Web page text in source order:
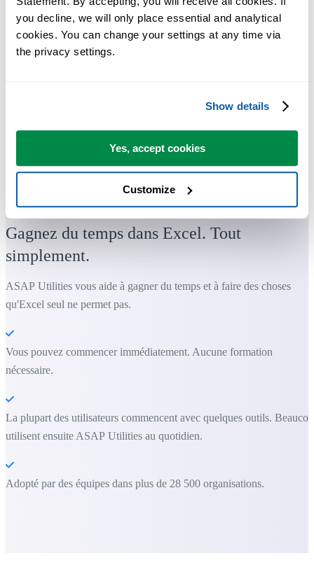
you decline, we will only place essential and analytical
cookies. You can change your settings at any time via
the privacy settings.
Show details
Yes, accept cookies
Customize
Gagnez du temps dans Excel. Tout
simplement.
ASAP Utilities vous aide à gagner du temps et à faire des choses
qu'Excel seul ne permet pas.
Vous pouvez commencer immédiatement. Aucune formation
nécessaire.
La plupart des utilisateurs commencent avec quelques outils.
utilisent ensuite ASAP Utilities au quotidien.
Adopté par des équipes dans plus de 28 500 organisations.